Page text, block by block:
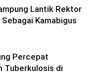
Lantik Rektor
Sebagai Kamabigus
Percepat
Tuberkulosis di